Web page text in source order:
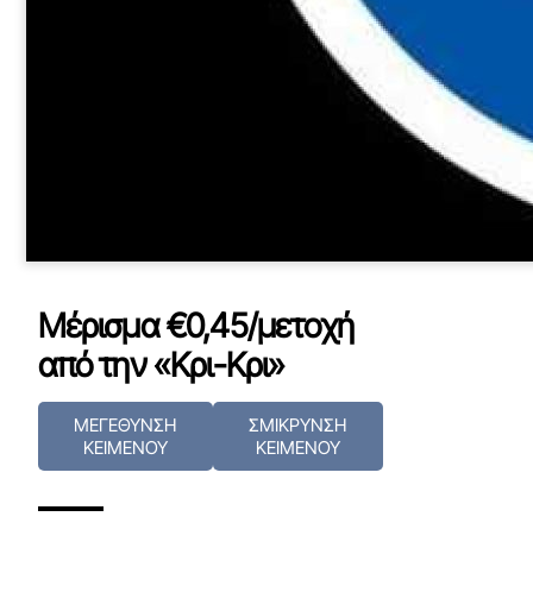
Μέρισμα €0,45/μετοχή
από την «Κρι-Κρι»
ΜΕΓΕΘΥΝΣΗ
ΚΕΙΜΕΝΟΥ
ΣΜΙΚΡΥΝΣΗ
ΚΕΙΜΕΝΟΥ